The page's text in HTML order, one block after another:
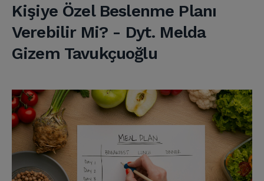
Kişiye Özel Beslenme Planı
Verebilir Mi? - Dyt. Melda
Gizem Tavukçuoğlu